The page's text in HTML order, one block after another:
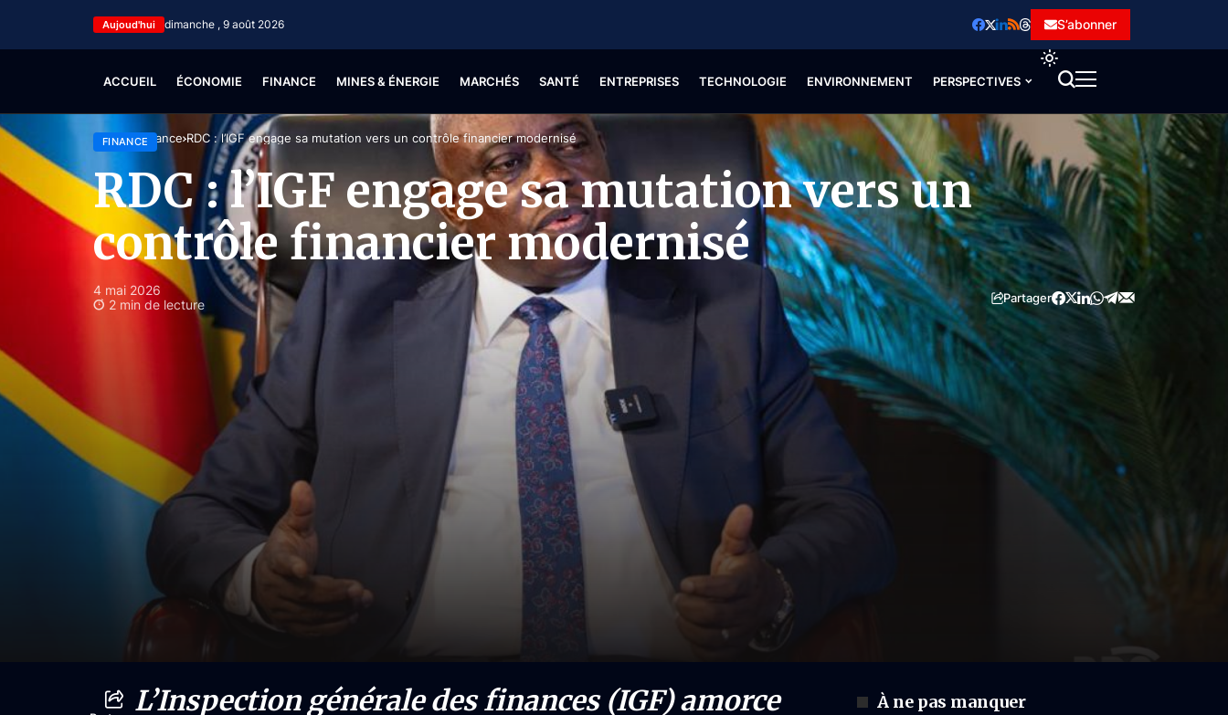
Aujoud'hui dimanche , 9 août 2026 S’abonner
ACCUEIL ÉCONOMIE FINANCE MINES & ÉNERGIE MARCHÉS SANTÉ ENTREPRISES TECHNOLOGIE ENVIRONNEMENT PERSPECTIVES
Accueil Finance RDC : l’IGF engage sa mutation vers un contrôle financier modernisé
FINANCE
RDC : l’IGF engage sa mutation vers un
contrôle financier modernisé
4 mai 2026
2 min de lecture
Partager
L’Inspection générale des finances (IGF) amorce
À ne pas manquer